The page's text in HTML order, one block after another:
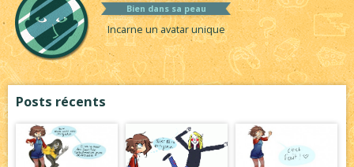
Bien dans sa peau
Incarne un avatar unique
Posts récents